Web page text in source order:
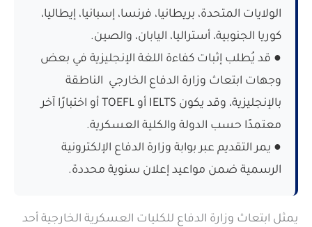
الولايات المتحدة، بريطانيا، فرنسا، إسبانيا، إيطاليا،
كوريا الجنوبية، أستراليا، اليابان، والصين.
● قد يُطلب إثبات كفاءة اللغة الإنجليزية في بعض
وجهات ابتعاث وزارة الدفاع الخارجي الناطقة
بالإنجليزية، وقد يكون IELTS أو TOEFL أو اختبارًا آخر
معتمدًا حسب الدولة والكلية العسكرية.
● يمر التقديم عبر بوابة وزارة الدفاع الإلكترونية
الرسمية ضمن مواعيد إعلان سنوية محددة.
يمثل ابتعاث وزارة الدفاع للكليات العسكرية الخارجية أحد